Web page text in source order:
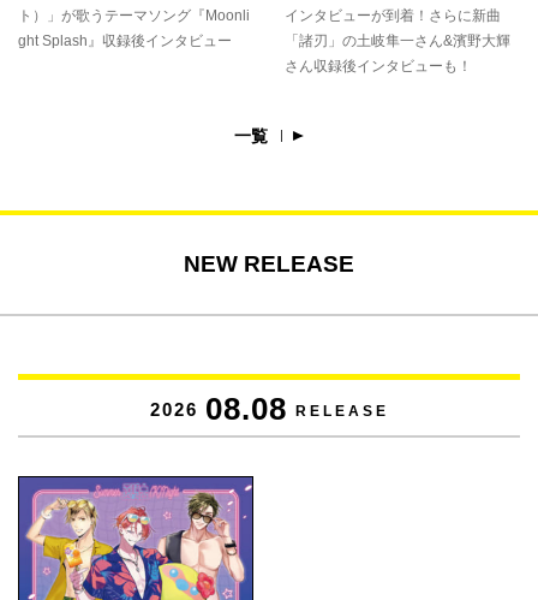
ト）」が歌うテーマソング『Moonli
ght Splash』収録後インタビュー
インタビューが到着！さらに新曲
「諸刃」の土岐隼一さん&濱野大輝
さん収録後インタビューも！
一覧
NEW RELEASE
2026 08.08 RELEASE